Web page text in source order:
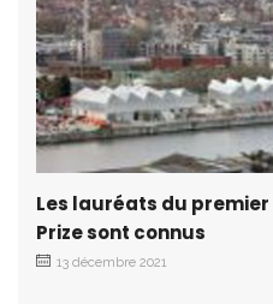
Les lauréats du
Prize sont connus
13 décembre 2021